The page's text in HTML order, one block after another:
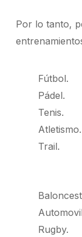
Por lo tanto,
Fútbol.
Pádel.
Tenis.
Atletismo.
Trail.
Rugby.